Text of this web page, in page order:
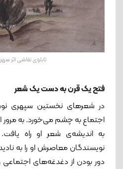
تابلوی نقاشی اثر
فتح یک قرن به دست یک شعر
در شعرهای نخستین سپهری
اجتماع به چشم می‌خورد. به مرور
به اندیشه‌ی شعر او راه
نویسندگان معاصرش او را به
دور بودن از دغدغه‌های